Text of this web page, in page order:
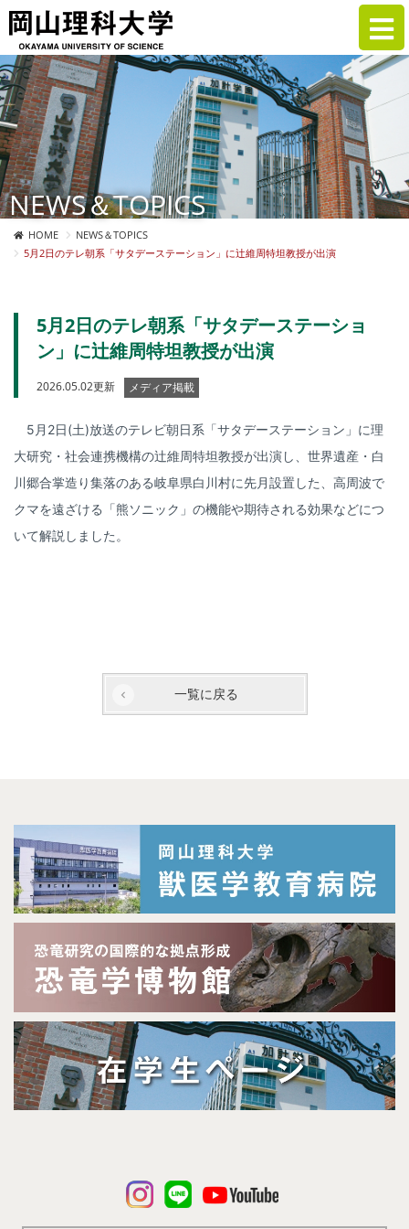
NEWS＆TOPICS
HOME
NEWS＆TOPICS
5月2日のテレ朝系「サタデーステーション」に辻維周特坦教授が出演
5月2日のテレ朝系「サタデーステーショ
ン」に辻維周特坦教授が出演
2026.05.02更新 メディア掲載
5月2日(土)放送のテレビ朝日系「サタデーステーション」に理
大研究・社会連携機構の辻維周特坦教授が出演し、世界遺産・白
川郷合掌造り集落のある岐阜県白川村に先月設置した、高周波で
クマを遠ざける「熊ソニック」の機能や期待される効果などにつ
いて解説しました。
一覧に戻る